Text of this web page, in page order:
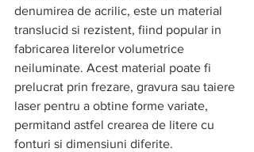
denumirea de acrilic, este un material
translucid si rezistent, fiind popular in
fabricarea literelor volumetrice
neiluminate. Acest material poate fi
prelucrat prin frezare, gravura sau taiere
laser pentru a obtine forme variate,
permitand astfel crearea de litere cu
fonturi si dimensiuni diferite.